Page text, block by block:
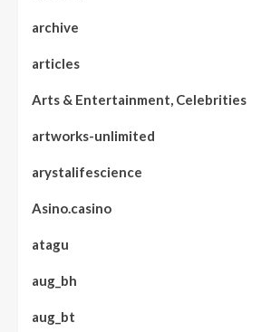
archive
articles
Arts & Entertainment, Celebrities
artworks-unlimited
arystalifescience
Asino.casino
atagu
aug_bh
aug_bt